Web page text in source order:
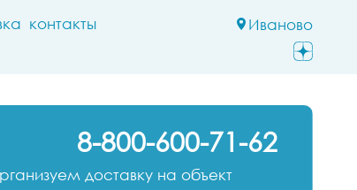
Иваново
контакты
8-800-600-71-62
доставку на объект